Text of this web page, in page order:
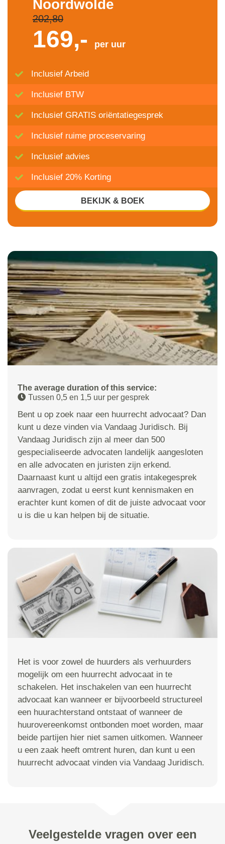
The average duration of this service:
Tussen 0,5 en 1,5 uur per gesprek
Bent u op zoek naar een huurrecht advocaat? Dan
kunt u deze vinden via Vandaag Juridisch. Bij
Vandaag Juridisch zijn al meer dan 500
gespecialiseerde advocaten landelijk aangesloten
en alle advocaten en juristen zijn erkend.
Daarnaast kunt u altijd een gratis intakegesprek
aanvragen, zodat u eerst kunt kennismaken en
erachter kunt komen of dit de juiste advocaat voor
u is die u kan helpen bij de situatie.
Noordwolde
202,80
169,- per uur
Inclusief Arbeid
Inclusief BTW
Inclusief GRATIS oriëntatiegesprek
Inclusief ruime proceservaring
Inclusief advies
Inclusief 20% Korting
BEKIJK & BOEK
Het is voor zowel de huurders als verhuurders
mogelijk om een huurrecht advocaat in te
schakelen. Het inschakelen van een huurrecht
advocaat kan wanneer er bijvoorbeeld structureel
een huurachterstand ontstaat of wanneer de
huurovereenkomst ontbonden moet worden, maar
beide partijen hier niet samen uitkomen. Wanneer
u een zaak heeft omtrent huren, dan kunt u een
huurrecht advocaat vinden via Vandaag Juridisch.
Veelgestelde vragen over een